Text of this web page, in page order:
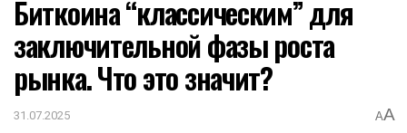
Биткоина “классическим” для
заключительной фазы роста
рынка. Что это значит?
31.07.2025 AA